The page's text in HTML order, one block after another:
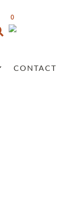
0
CONTACT